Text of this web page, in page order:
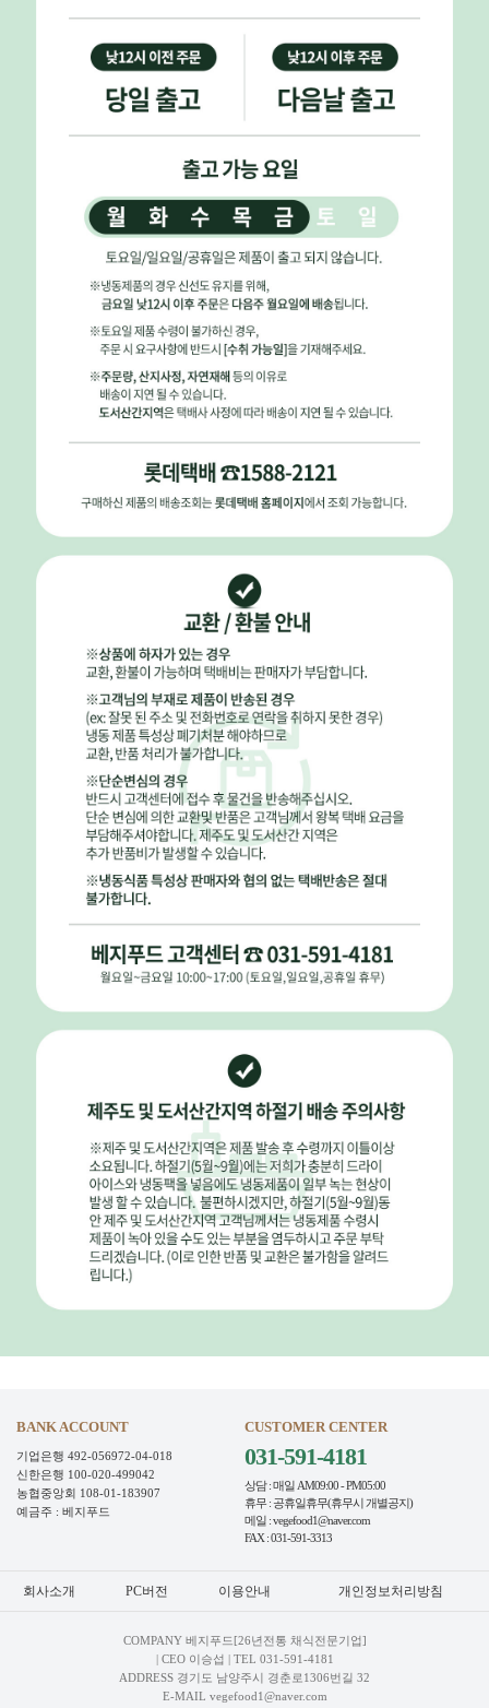
BANK ACCOUNT
기업은행 492-056972-04-018
신한은행 100-020-499042
농협중앙회 108-01-183907
예금주 : 베지푸드
CUSTOMER CENTER
031-591-4181
상담 : 매일 AM09:00 - PM05:00
휴무 : 공휴일휴무(휴무시 개별공지)
메일 : vegefood1@naver.com
FAX : 031-591-3313
회사소개 PC버전 이용안내 개인정보처리방침
COMPANY 베지푸드[26년전통 채식전문기업]
| CEO 이승섭 | TEL 031-591-4181
ADDRESS 경기도 남양주시 경춘로1306번길 32
E-MAIL vegefood1@naver.com